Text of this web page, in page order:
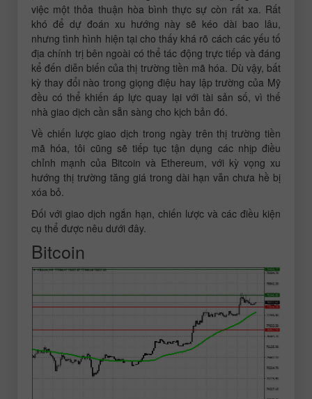
việc một thỏa thuận hòa bình thực sự còn rất xa. Rất
khó để dự đoán xu hướng này sẽ kéo dài bao lâu,
nhưng tình hình hiện tại cho thấy khá rõ cách các yếu tố
địa chính trị bên ngoài có thể tác động trực tiếp và đáng
kể đến diễn biến của thị trường tiền mã hóa. Dù vậy, bất
kỳ thay đổi nào trong giọng điệu hay lập trường của Mỹ
đều có thể khiến áp lực quay lại với tài sản số, vì thế
nhà giao dịch cần sẵn sàng cho kịch bản đó.
Về chiến lược giao dịch trong ngày trên thị trường tiền
mã hóa, tôi cũng sẽ tiếp tục tận dụng các nhịp điều
chỉnh mạnh của Bitcoin và Ethereum, với kỳ vọng xu
hướng thị trường tăng giá trong dài hạn vẫn chưa hề bị
xóa bỏ.
Đối với giao dịch ngắn hạn, chiến lược và các điều kiện
cụ thể được nêu dưới đây.
Bitcoin